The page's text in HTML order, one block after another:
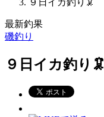
９日イカ釣り🦑
最新釣果
磯釣り
９日イカ釣り🦑